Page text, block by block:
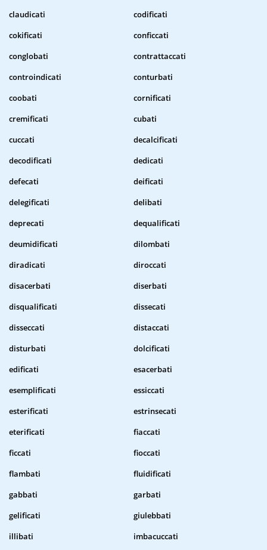
claudicati
codificati
cokificati
conficcati
conglobati
contrattaccati
controindicati
conturbati
coobati
cornificati
cremificati
cubati
cuccati
decalcificati
decodificati
dedicati
defecati
deificati
delegificati
delibati
deprecati
dequalificati
deumidificati
dilombati
diradicati
diroccati
disacerbati
diserbati
disqualificati
dissecati
disseccati
distaccati
disturbati
dolcificati
edificati
esacerbati
esemplificati
essiccati
esterificati
estrinsecati
eterificati
fiaccati
ficcati
fioccati
flambati
fluidificati
gabbati
garbati
gelificati
giulebbati
illibati
imbacuccati